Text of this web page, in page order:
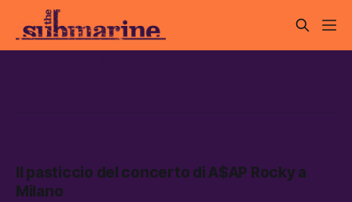
Il pasticcio del concerto di A$AP Rocky a
Milano